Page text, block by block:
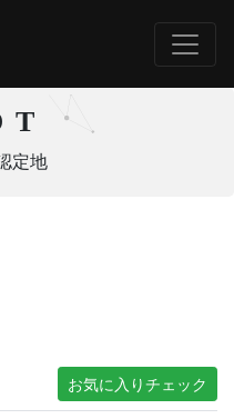
定地
お気に入りチェック